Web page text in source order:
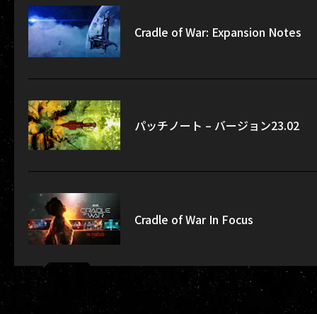
Cradle of War: Expansion Notes
パッチノート – バージョン23.02
Cradle of War In Focus